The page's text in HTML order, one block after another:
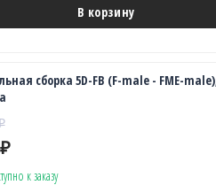
В корзину
сборка 5D-FB (F-male - FME-
₽
к заказу